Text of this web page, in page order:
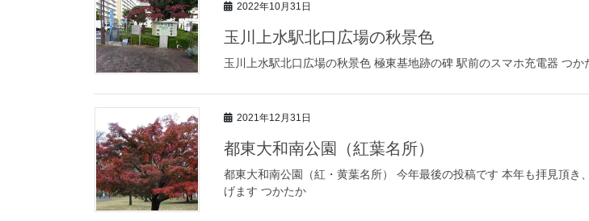
2022年10月31日
玉川上水駅北口広場の秋景色
玉川上水駅北口広場の秋景色 極東基地跡の碑 駅前のスマホ充電器 つか
2021年12月31日
都東大和南公園（紅葉名所）
都東大和南公園（紅・黄葉名所） 今年最後の投稿です 本年も拝見頂き
げます つかたか